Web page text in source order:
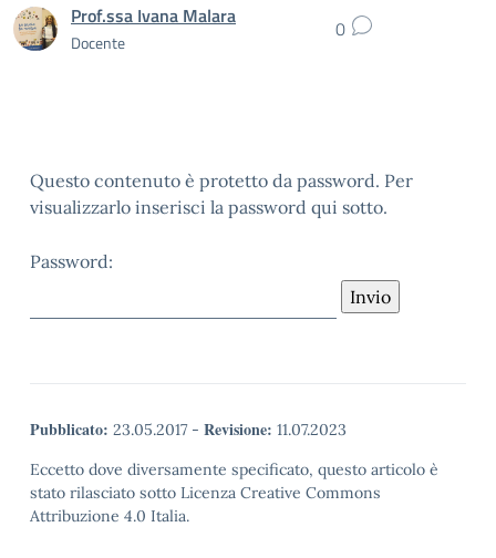
Prof.ssa Ivana Malara
Docente 0
Questo contenuto è protetto da password. Per
visualizzarlo inserisci la password qui sotto.
Password:
Pubblicato: 23.05.2017 - Revisione: 11.07.2023
Eccetto dove diversamente specificato, questo articolo è
stato rilasciato sotto Licenza Creative Commons
Attribuzione 4.0 Italia.